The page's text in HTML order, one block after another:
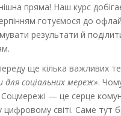
пряма! Наш курс
готуємося до
результати й
ще кілька важливих
для соціальних мереж».
— це серце
цифровому світі. Саме тут